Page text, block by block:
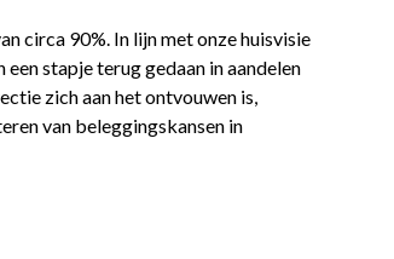
circa 90%. In lijn met onze huisvisie
stapje terug gedaan in aandelen
zich aan het ontvouwen is,
van beleggingskansen in